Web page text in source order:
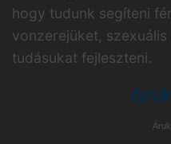
hogy tudunk segíteni
vonzerejüket,
tudásukat fejleszteni.